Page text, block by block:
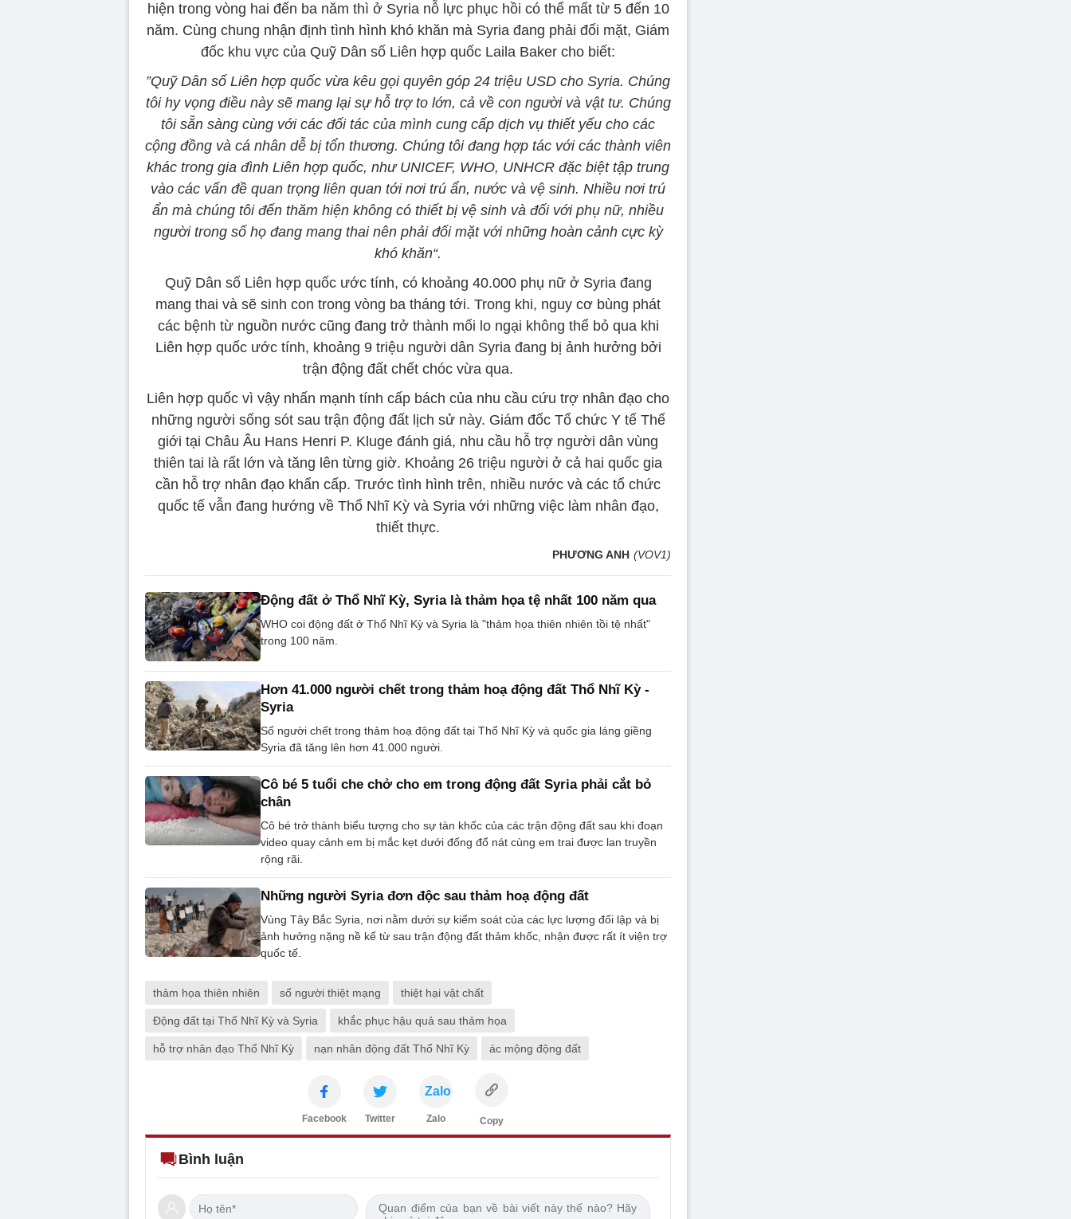
hiện trong vòng hai đến ba năm thì ở Syria nỗ lực phục hồi có thể mất từ 5 đến 10
năm. Cùng chung nhận định tình hình khó khăn mà Syria đang phải đối mặt, Giám
đốc khu vực của Quỹ Dân số Liên hợp quốc Laila Baker cho biết:
”Quỹ Dân số Liên hợp quốc vừa kêu gọi quyên góp 24 triệu USD cho Syria. Chúng
tôi hy vọng điều này sẽ mang lại sự hỗ trợ to lớn, cả về con người và vật tư. Chúng
tôi sẵn sàng cùng với các đối tác của mình cung cấp dịch vụ thiết yếu cho các
cộng đồng và cá nhân dễ bị tổn thương. Chúng tôi đang hợp tác với các thành viên
khác trong gia đình Liên hợp quốc, như UNICEF, WHO, UNHCR đặc biệt tập trung
vào các vấn đề quan trọng liên quan tới nơi trú ẩn, nước và vệ sinh. Nhiều nơi trú
ẩn mà chúng tôi đến thăm hiện không có thiết bị vệ sinh và đối với phụ nữ, nhiều
người trong số họ đang mang thai nên phải đối mặt với những hoàn cảnh cực kỳ
khó khăn“.
Quỹ Dân số Liên hợp quốc ước tính, có khoảng 40.000 phụ nữ ở Syria đang
mang thai và sẽ sinh con trong vòng ba tháng tới. Trong khi, nguy cơ bùng phát
các bệnh từ nguồn nước cũng đang trở thành mối lo ngại không thể bỏ qua khi
Liên hợp quốc ước tính, khoảng 9 triệu người dân Syria đang bị ảnh hưởng bởi
trận động đất chết chóc vừa qua.
Liên hợp quốc vì vậy nhấn mạnh tính cấp bách của nhu cầu cứu trợ nhân đạo cho
những người sống sót sau trận động đất lịch sử này. Giám đốc Tổ chức Y tế Thế
giới tại Châu Âu Hans Henri P. Kluge đánh giá, nhu cầu hỗ trợ người dân vùng
thiên tai là rất lớn và tăng lên từng giờ. Khoảng 26 triệu người ở cả hai quốc gia
cần hỗ trợ nhân đạo khẩn cấp. Trước tình hình trên, nhiều nước và các tổ chức
quốc tế vẫn đang hướng về Thổ Nhĩ Kỳ và Syria với những việc làm nhân đạo,
thiết thực.
PHƯƠNG ANH (VOV1)
Động đất ở Thổ Nhĩ Kỳ, Syria là thảm họa tệ nhất 100 năm qua
WHO coi động đất ở Thổ Nhĩ Kỳ và Syria là "thảm họa thiên nhiên tồi tệ nhất"
trong 100 năm.
Hơn 41.000 người chết trong thảm hoạ động đất Thổ Nhĩ Kỳ -
Syria
Số người chết trong thảm hoạ động đất tại Thổ Nhĩ Kỳ và quốc gia láng giềng
Syria đã tăng lên hơn 41.000 người.
Cô bé 5 tuổi che chở cho em trong động đất Syria phải cắt bỏ
chân
Cô bé trở thành biểu tượng cho sự tàn khốc của các trận động đất sau khi đoạn
video quay cảnh em bị mắc kẹt dưới đống đổ nát cùng em trai được lan truyền
rộng rãi.
Những người Syria đơn độc sau thảm hoạ động đất
Vùng Tây Bắc Syria, nơi nằm dưới sự kiểm soát của các lực lượng đối lập và bị
ảnh hưởng nặng nề kể từ sau trận động đất thảm khốc, nhận được rất ít viện trợ
quốc tế.
thảm họa thiên nhiên số người thiệt mạng thiệt hại vật chất
Động đất tại Thổ Nhĩ Kỳ và Syria khắc phục hậu quả sau thảm họa
hỗ trợ nhân đạo Thổ Nhĩ Kỳ nạn nhân động đất Thổ Nhĩ Kỳ ác mộng động đất
Facebook Twitter
Zalo
Zalo Copy
Bình luận